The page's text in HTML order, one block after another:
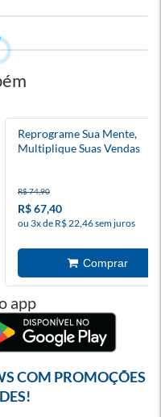
Reprograme Sua Mente,
Multiplique Suas Vendas
R$ 74,90
R$ 67,40
ou 3x de R$ 22,46 sem juros
app
COM PROMOÇÕES